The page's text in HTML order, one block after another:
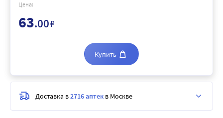
Цена:
63.00₽
Купить
Доставка в2716 аптек в Москве